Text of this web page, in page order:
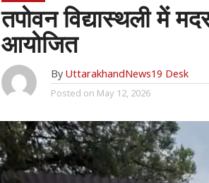
तपोवन विद्यास्थली में
आयोजित
By UttarakhandNews19 Desk
Posted on May 12, 2026